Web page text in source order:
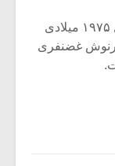
کتاب «شونبرگ» اثر چارلز روزِن در سال ۱۹۷۵ میلادی
با ترجمه مهرنوش غضنفری